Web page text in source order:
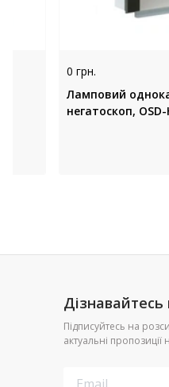
0 грн.
Ламповий
негатоскоп, OSD-
Підписуйтесь на
актуальні